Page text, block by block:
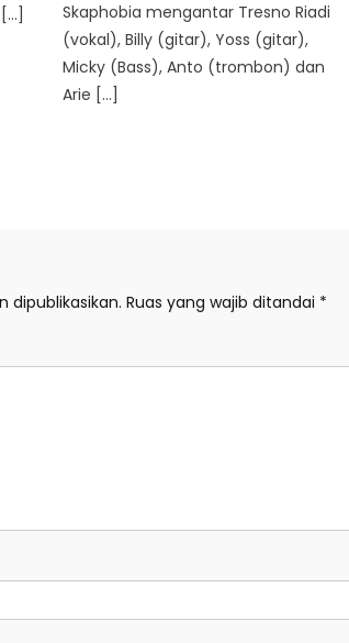
Skaphobia mengantar Tresno Riadi
(vokal), Billy (gitar), Yoss (gitar),
Micky (Bass), Anto (trombon) dan
Arie […]
dipublikasikan. Ruas yang wajib ditandai *